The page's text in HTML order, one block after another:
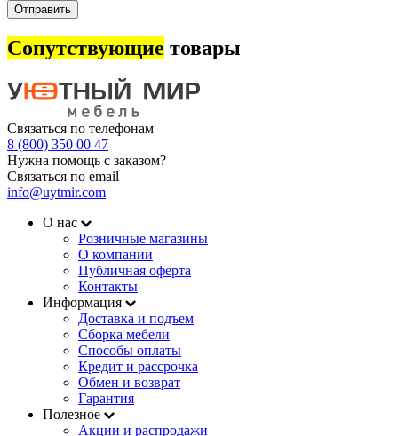
Отправить
Сопутствующие товары
Связаться по телефонам
8 (800) 350 00 47
Нужна помощь с заказом?
Связаться по email
info@uytmir.com
О нас
Розничные магазины
О компании
Публичная оферта
Контакты
Информация
Доставка и подъем
Сборка мебели
Способы оплаты
Кредит и рассрочка
Обмен и возврат
Гарантия
Полезное
Акции и распродажи